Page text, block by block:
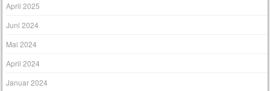
April 2025
Juni 2024
Mai 2024
April 2024
Januar 2024